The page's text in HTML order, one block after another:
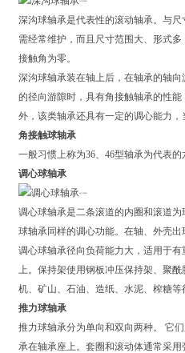
深沟球轴承是代表性的滚动轴承。与
需经常维护，而且尺寸范围大、形式
接触角为零。
深沟球轴承装在轴上后，在轴承的轴
的径向游隙时，具有角接触轴承的性
外，该类轴承还具有一定的调心能力，
角接触球轴承
一般习惯上称为36、46型轴承为代表
调心球轴承
调心球轴承是二条滚道的内圈和滚道
球轴承同样的调心功能。在轴、外壳
调心球轴承径向负荷能力大，适用于
上。保持架使用钢板冲压保持架、聚
机、矿山、石油、造纸、水泥、榨糖
推力球轴承
推力球轴承分为单向和双向两种。 它
承在轴承座上。套圈和滚动体通常采